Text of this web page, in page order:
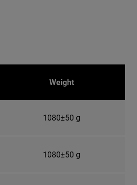
Weight
1080±50 g
1080±50 g